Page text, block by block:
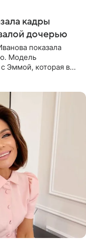
кадры
дочерью
показала
Модель
Эммой, которая в